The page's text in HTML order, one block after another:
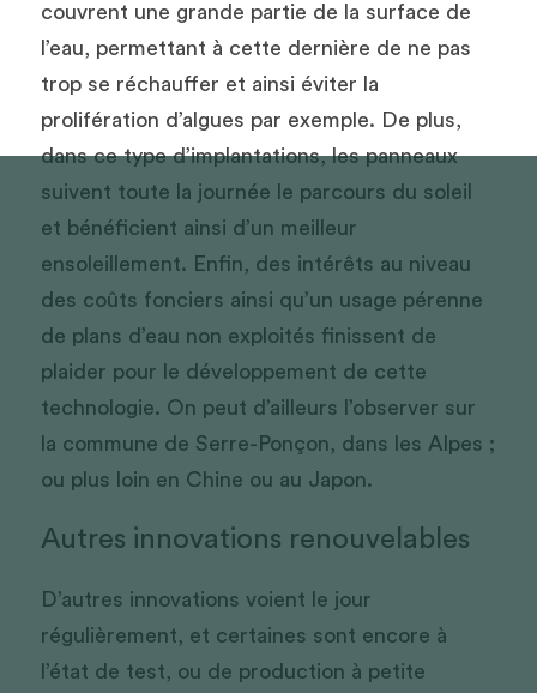
couvrent une grande partie de la surface de
l’eau, permettant à cette dernière de ne pas
trop se réchauffer et ainsi éviter la
prolifération d’algues par exemple. De plus,
dans ce type d’implantations, les panneaux
suivent toute la journée le parcours du soleil
et bénéficient ainsi d’un meilleur
ensoleillement. Enfin, des intérêts au niveau
des coûts fonciers ainsi qu’un usage pérenne
de plans d’eau non exploités finissent de
plaider pour le développement de cette
technologie. On peut d’ailleurs l’observer sur
la commune de Serre-Ponçon, dans les Alpes ;
ou plus loin en Chine ou au Japon.
Autres innovations renouvelables
D’autres innovations voient le jour
régulièrement, et certaines sont encore à
l’état de test, ou de production à petite